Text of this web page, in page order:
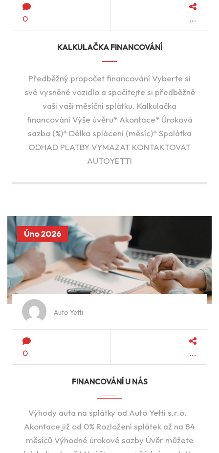
0
KALKULAČKA FINANCOVÁNÍ
Předběžný propočet financování Vyberte si
své vysněné vozidlo a spočítejte si předběžně
vaši vaši měsíční splátku. Kalkulačka
financování Výše úvěru* Akontace* Úroková
sazba (%)* Délka splácení (měsíc)* Spalátka
ODHAD PLATBY VYMAZAT KONTAKTOVAT
AUTOYETTI
Úno 2026
Auto Yetti
0
FINANCOVÁNÍ U NÁS
Výhody auta na splátky od Auto Yetti s.r.o.
Akontace již od 0% Rozložení splátek až na 84
měsíců Výhodné úrokové sazby Úvěr můžete